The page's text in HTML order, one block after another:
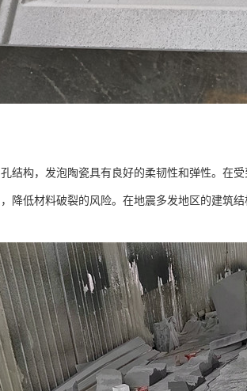
结构，发泡陶瓷具有良好的柔韧性和弹性。在
降低材料破裂的风险。在地震多发地区的建筑